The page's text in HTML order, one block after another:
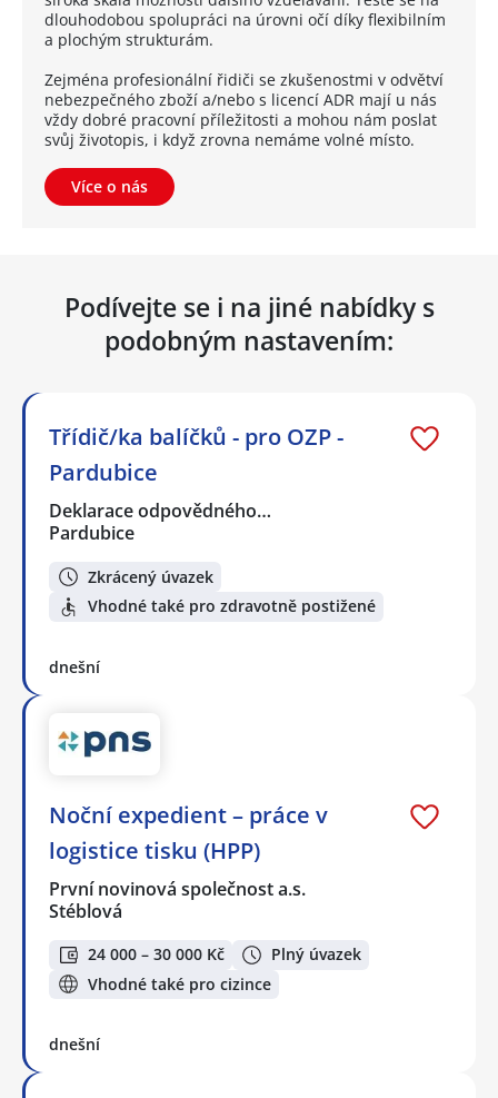
dlouhodobou spolupráci na úrovni očí díky flexibilním
a plochým strukturám.
Zejména profesionální řidiči se zkušenostmi v odvětví
nebezpečného zboží a/nebo s licencí ADR mají u nás
vždy dobré pracovní příležitosti a mohou nám poslat
svůj životopis, i když zrovna nemáme volné místo.
Více o nás
Podívejte se i na jiné nabídky s
podobným nastavením:
Třídič/ka balíčků - pro OZP -
Pardubice
Deklarace odpovědného…
Pardubice
Zkrácený úvazek
Vhodné také pro zdravotně postižené
dnešní
Noční expedient – práce v
logistice tisku (HPP)
První novinová společnost a.s.
Stéblová
24 000 – 30 000 Kč
Plný úvazek
Vhodné také pro cizince
dnešní